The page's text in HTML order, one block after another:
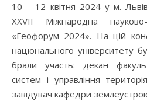
10 – 12 квітня 2024 у м. Львів – Брюховичі відбулася
XXVIІ Міжнародна науково-
«Геофорум–2024». На цій
національного університету
брали участь: декан
систем і управління
завідувач кафедри